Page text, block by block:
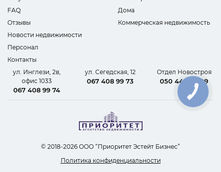
FAQ
Отзывы
Новости недвижимости
Персонал
Контакты
Дома
Коммерческая недвижимость
ул. Инглези, 2в,
офис 1033
067 408 99 74
ул. Сегедская, 12
067 408 99 73
Отдел Новостроя
050 440 62 09
© 2018-2026 ООО “Приоритет Эстейт Бизнес”
Политика конфиденциальности
КНОПКА
СВЯЗИ